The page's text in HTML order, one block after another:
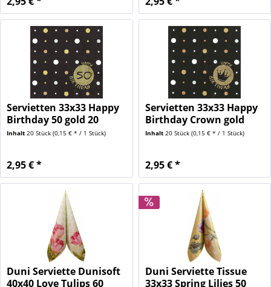
Servietten 33x33 Happy
Birthday 50 gold 20
Stück
Inhalt20 Stück(0,15 € * / 1 Stück)
2,95 € *
Servietten 33x33 Happy
Birthday Crown gold
20...
Inhalt 20 Stück (0,15 € * / 1 Stück)
2,95 € *
Duni Serviette Dunisoft
40x40 Love Tulips 60
Duni Serviette Tissue
33x33 Spring Lilies 50